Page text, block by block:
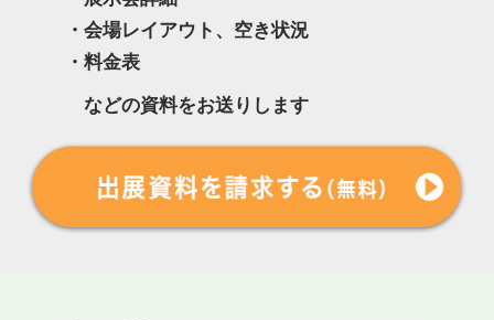
・会場レイアウト、空き状況
・料金表
などの資料をお送りします